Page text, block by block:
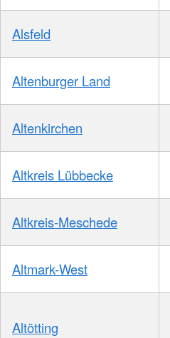
Alsfeld
Altenburger Land
Altenkirchen
Altkreis Lübbecke
Altkreis-Meschede
Altmark-West
Altötting